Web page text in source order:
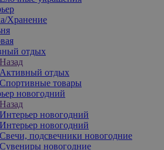
Хранение
отдых
Назад
Активный отдых
Спортивные товары
новогодний
Назад
Интерьер новогодний
Интерьер новогодний
Свечи, подсвечники новогодние
Сувениры новогодние